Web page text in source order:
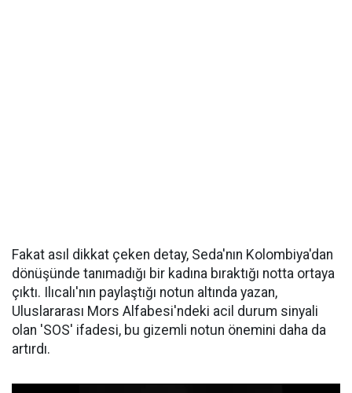
Fakat asıl dikkat çeken detay, Seda'nın Kolombiya'dan
dönüşünde tanımadığı bir kadına bıraktığı notta ortaya
çıktı. Ilıcalı'nın paylaştığı notun altında yazan,
Uluslararası Mors Alfabesi'ndeki acil durum sinyali
olan 'SOS' ifadesi, bu gizemli notun önemini daha da
artırdı.